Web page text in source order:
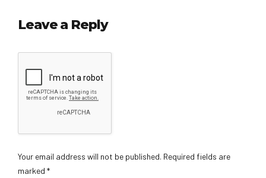
Leave a Reply
Your email address will not be published. Required fields are
marked *